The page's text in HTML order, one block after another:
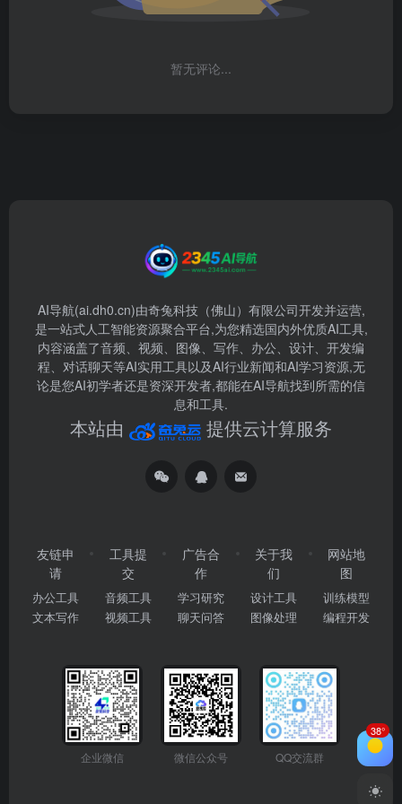
暂无评论...
AI导航(ai.dh0.cn)由奇兔科技（佛山）有限公司开发并运营,
是一站式人工智能资源聚合平台,为您精选国内外优质AI工具,
内容涵盖了音频、视频、图像、写作、办公、设计、开发编
程、对话聊天等AI实用工具以及AI行业新闻和AI学习资源,无
论是您AI初学者还是资深开发者,都能在AI导航找到所需的信
息和工具.
本站由 提供云计算服务
友链申
请
办公工具
文本写作
工具提
交
音频工具
视频工具
广告合
作
学习研究
聊天问答
关于我
们
设计工具
图像处理
网站地
图
训练模型
编程开发
企业微信 微信公众号 QQ交流群
38°